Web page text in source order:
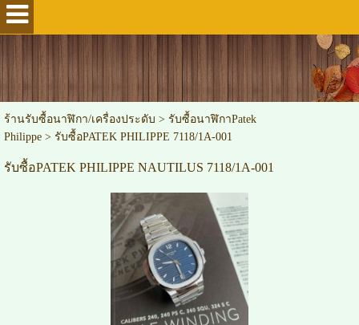
ร้านรับซื้อนาฬิกา/เครื่องประดับ > รับซื้อนาฬิกาPatek
Philippe> รับซื้อPATEK PHILIPPE 7118/1A-001
รับซื้อPATEK PHILIPPE NAUTILUS 7118/1A-001